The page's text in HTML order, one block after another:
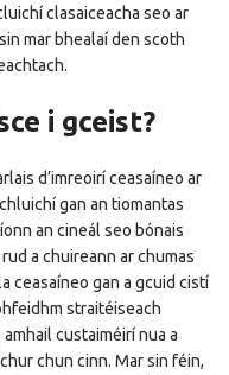
clasaiceacha seo ar
mar bhealaí den scoth
i gceist?
d’imreoirí ceasaíneo ar
gan an tiomantas
an cineál seo bónais
a chuireann ar chumas
ceasaíneo gan a gcuid cistí
straitéiseach
custaiméirí nua a
chun cinn. Mar sin féin,